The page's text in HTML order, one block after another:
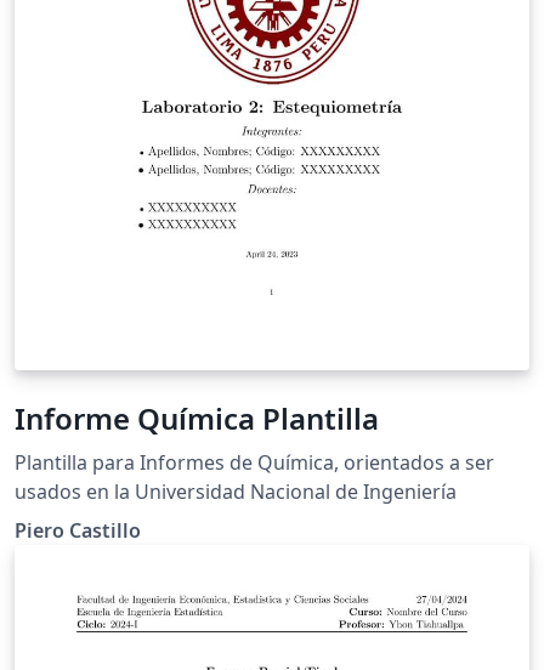
Informe Química Plantilla
Plantilla para Informes de Química, orientados a ser
usados en la Universidad Nacional de Ingeniería
Piero Castillo